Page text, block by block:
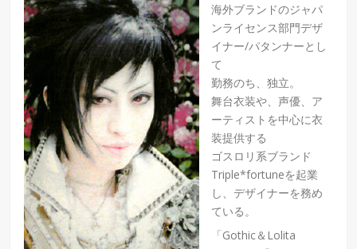
海外ブランドのジャパ
ンライセンス部門デザ
イナー/パタンナーとし
て
勤務のち、独立。
舞台衣装や、声優、ア
ーティストを中心に衣
装提供する
ゴスロリ系ブランド
Triple*fortuneを起業
し、デザイナーを務め
ている。
「Gothic＆Lolita